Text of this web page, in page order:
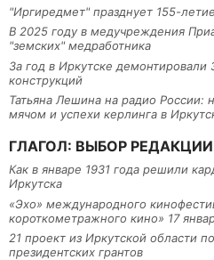
"Иргиредмет" празднует 155-
В 2025 году в медучреждения
"земских" медработника
За год в Иркутске
конструкций
Татьяна Лешина на радио России:
мячом и успехи керлинга в
ГЛАГОЛ: ВЫБОР РЕДАКЦИИ
Как в январе 1931 года решили
Иркутска
«Эхо» международного
короткометражного кино» 17
21 проект из Иркутской области
президентских грантов